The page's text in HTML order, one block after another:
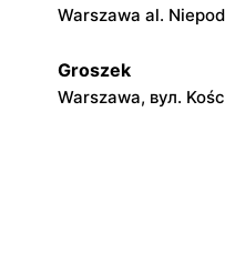
Warszawa al.
Groszek
Warszawa, вул.